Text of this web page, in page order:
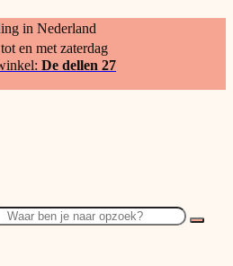
in Nederland
en met zaterdag
De dellen 27